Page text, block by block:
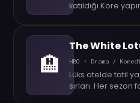
katıldığı Kore
fenomen oldu.
🏨
The White
HBO · Drama /
Lüks otelde tatil
sırları. Her sezon
geçiyor.